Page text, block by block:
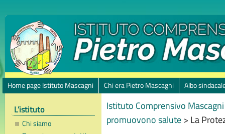
Home page Istituto Mascagni Chi era Pietro Mascagni Albo
L’istituto
Chi siamo
Istituto Comprensivo
promuovono salute> La